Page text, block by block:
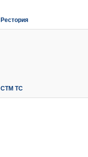
Рестория
СТМ ТС